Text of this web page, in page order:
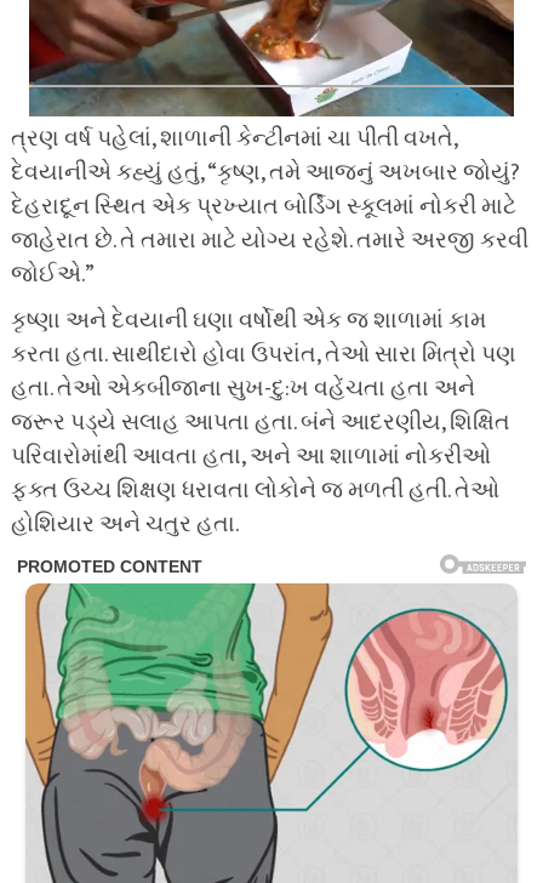
ત્રણ વર્ષ પહેલાં, શાળાની કેન્ટીનમાં ચા પીતી વખતે,
દેવયાનીએ કહ્યું હતું, “કૃષ્ણ, તમે આજનું અખબાર જોયું?
દેહરાદૂન સ્થિત એક પ્રખ્યાત બોર્ડિંગ સ્કૂલમાં નોકરી માટે
જાહેરાત છે. તે તમારા માટે યોગ્ય રહેશે. તમારે અરજી કરવી
જોઈએ.”
કૃષ્ણા અને દેવયાની ઘણા વર્ષોથી એક જ શાળામાં કામ
કરતા હતા. સાથીદારો હોવા ઉપરાંત, તેઓ સારા મિત્રો પણ
હતા. તેઓ એકબીજાના સુખ-દુ:ખ વહેંચતા હતા અને
જરૂર પડ્યે સલાહ આપતા હતા. બંને આદરણીય, શિક્ષિત
પરિવારોમાંથી આવતા હતા, અને આ શાળામાં નોકરીઓ
ફક્ત ઉચ્ચ શિક્ષણ ધરાવતા લોકોને જ મળતી હતી. તેઓ
હોશિયાર અને ચતુર હતા.